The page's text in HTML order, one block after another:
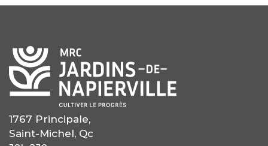
1767 Principale,
Saint-Michel, Qc